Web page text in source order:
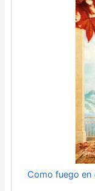
Como fuego en